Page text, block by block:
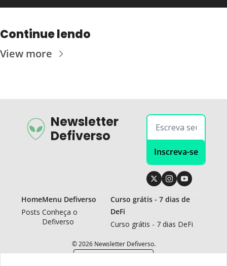
Continue lendo
View more
Newsletter
Defiverso
Inscreva-se
Home
Posts
Menu Defiverso
Conheça o
Defiverso
Curso grátis - 7 dias de
DeFi
Curso grátis - 7 dias DeFi
© 2026 Newsletter Defiverso.